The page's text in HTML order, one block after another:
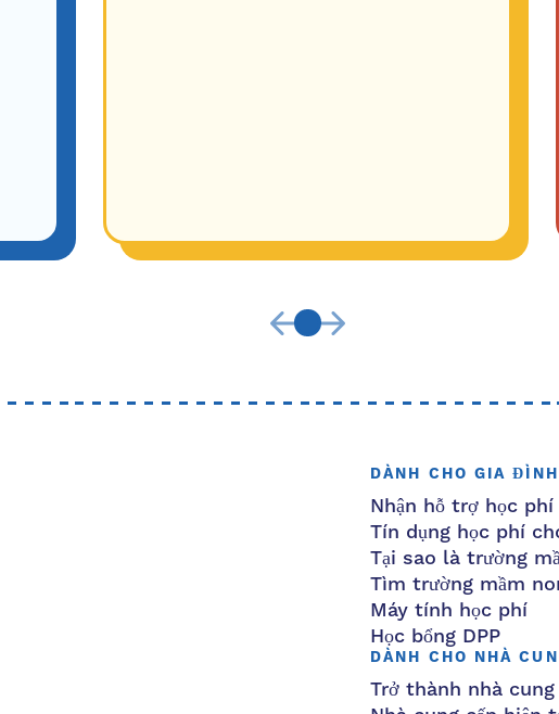
DÀNH CHO GIA ĐÌNH
Nhận hỗ trợ học phí
Tín dụng học phí
Tại sao là trường
Tìm trường mầm
Máy tính học phí
Học bổng DPP
DÀNH CHO NHÀ
Trở thành nhà cung